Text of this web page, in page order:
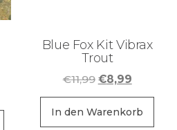
Blue Fox Kit Vibrax
Trout
€11,99
Preis
war:
€8,99
Preis
ist:
In den Warenkorb